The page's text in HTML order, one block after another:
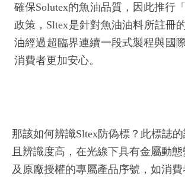
確保Solutex的魚油品質，因此推行
政策，Sltex是針對魚油油料所註冊
油經過超臨界連續一段式製程與國
消費者更加安心。
那該如何辨識Sltex防偽標？此標誌
且辨識度高，在光線下具有金屬動
及原廠授權的專屬產品序號，如消